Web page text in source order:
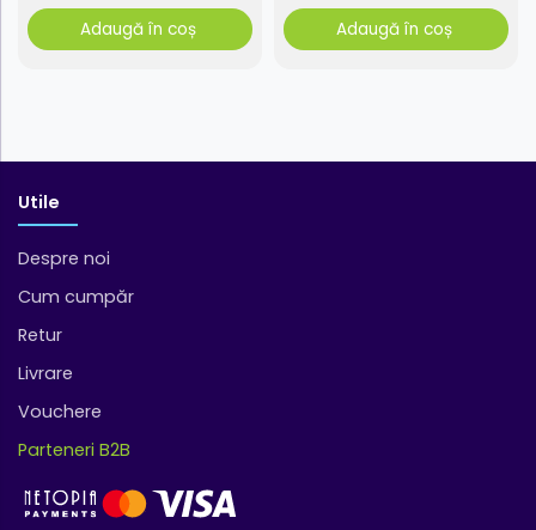
Adaugă în coș Adaugă în coș
Utile
Despre noi
Cum cumpăr
Retur
Livrare
Vouchere
Parteneri B2B